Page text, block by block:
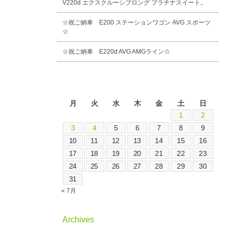
V220d エクスクルーシブロング プラチナスイート。
☆祝ご納車 E200 ステーションワゴン AVG スポーツ
☆
☆祝ご納車 E220d AVG AMGライン☆
月
火 水 木 金 土
日
1
2
3
4 5 6 7 8
9
10
11 12 13 14 15
16
17
18 19 20 21 22
23
24
25 26 27 28 29
30
31
« 7月
Archives